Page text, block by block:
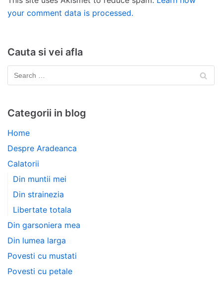
your comment data is processed.
Cauta si vei afla
Categorii in blog
Home
Despre Aradeanca
Calatorii
Din muntii mei
Din strainezia
Libertate totala
Din garsoniera mea
Din lumea larga
Povesti cu mustati
Povesti cu petale